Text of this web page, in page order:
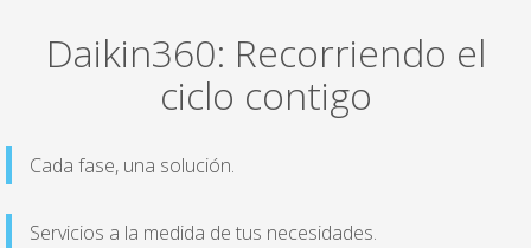
Daikin360: Recorriendo el
ciclo contigo
Cada fase, una solución.
Servicios a la medida de tus necesidades.